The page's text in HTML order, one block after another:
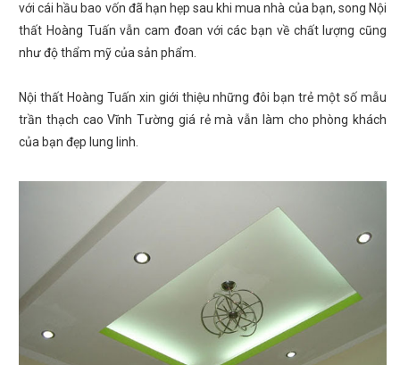
với cái hầu bao vốn đã hạn hẹp sau khi mua nhà của bạn, song Nội
thất Hoàng Tuấn vẫn cam đoan với các bạn về chất lượng cũng
như độ thẩm mỹ của sản phẩm.
Nội thất Hoàng Tuấn xin giới thiệu những đôi bạn trẻ một số mẫu
trần thạch cao Vĩnh Tường giá rẻ mà vẫn làm cho phòng khách
của bạn đẹp lung linh.